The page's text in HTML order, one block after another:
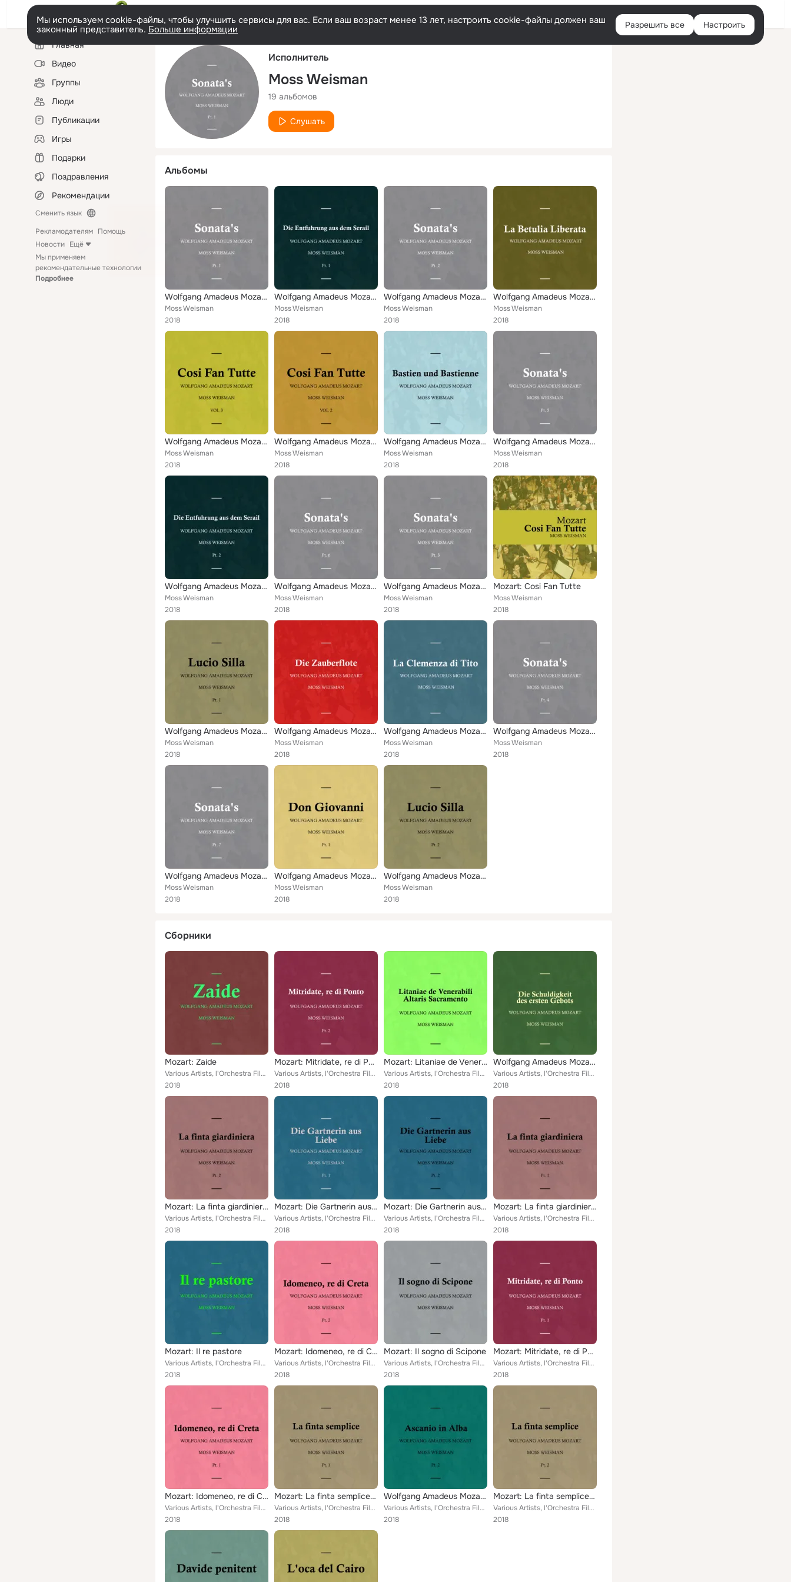
Русский Войти
Мы используем cookie-файлы, чтобы улучшить сервисы для вас. Если ваш возраст менее 13 лет, настроить cookie-файлы должен ваш
законный представитель. Больше информации Разрешить все Настроить
Левая
колонкаГлавная
Видео
Группы
Люди
Публикации
Игры
Подарки
Поздравления
Рекомендации
Сменить язык
Рекламодателям Помощь
Новости Ещё
Мы применяем
рекомендательные технологии
Подробнее
Исполнитель
Moss Weisman
19 альбомов
Слушать
Альбомы
Wolfgang Amadeus Mozart: Sonata's, Pt. 1
Moss Weisman
2018
Wolfgang Amadeus Mozart: Die Entfuhrung aus dem Serail, Pt. 1
Moss Weisman
2018
Wolfgang Amadeus Mozart: Sonata's, Pt. 2
Moss Weisman
2018
Wolfgang Amadeus Mozart: La Betulia Liberata
Moss Weisman
2018
Wolfgang Amadeus Mozart: Cosi Fan Tutte, Vol. 3
Moss Weisman
2018
Wolfgang Amadeus Mozart: Cosi Fan Tutte, Vol. 2
Moss Weisman
2018
Wolfgang Amadeus Mozart: Bastien und Bastienne
Moss Weisman
2018
Wolfgang Amadeus Mozart: Sonata's, Pt. 5
Moss Weisman
2018
Wolfgang Amadeus Mozart: Die Entfuhrung aus dem Serail, Pt. 2
Moss Weisman
2018
Wolfgang Amadeus Mozart: Sonata's, Pt. 6
Moss Weisman
2018
Wolfgang Amadeus Mozart: Sonata's, Pt. 3
Moss Weisman
2018
Mozart: Cosi Fan Tutte
Moss Weisman
2018
Wolfgang Amadeus Mozart: Lucio Silla, Pt. 1
Moss Weisman
2018
Wolfgang Amadeus Mozart: Die Zauberflote
Moss Weisman
2018
Wolfgang Amadeus Mozart: La Clemenza di Tito
Moss Weisman
2018
Wolfgang Amadeus Mozart: Sonata's, Pt. 4
Moss Weisman
2018
Wolfgang Amadeus Mozart: Sonata's, Pt. 7
Moss Weisman
2018
Wolfgang Amadeus Mozart: Don Giovanni, Pt. 1
Moss Weisman
2018
Wolfgang Amadeus Mozart: Lucio Silla, Pt. 2
Moss Weisman
2018
Сборники
Mozart: Zaide
Various Artists, l'Orchestra Filarmonica di Moss Weisman feat. Moss Weisman, Luciano Gonevallo, Francesca Tosario, Raffaella Zen...
2018
Mozart: Mitridate, re di Ponto, Pt. 2
Various Artists, l'Orchestra Filarmonica di Moss Weisman feat. Moss Weisman, Luciano Gonevallo, Francesca Tosario, Raffaella Zen...
2018
Mozart: Litaniae de Venerabili Altaris Sacramento
Various Artists, l'Orchestra Filarmonica di Moss Weisman feat. Moss Weisman, Luciano Gonevallo, Francesca Tosario, Raffaella Zen...
2018
Wolfgang Amadeus Mozart: Die Schuldigkeit des ersten Gebots
Various Artists, l'Orchestra Filarmonica di Moss Weisman feat. Moss Weisman, Luciano Gonevallo, Francesca Tosario, Raffaella Zen...
2018
Mozart: La finta giardiniera, Pt. 2
Various Artists, l'Orchestra Filarmonica di Moss Weisman feat. Moss Weisman, Luciano Gonevallo, Francesca Tosario, Raffaella Zen...
2018
Mozart: Die Gartnerin aus Liebe, Pt.1
Various Artists, l'Orchestra Filarmonica di Moss Weisman feat. Moss Weisman, Luciano Gonevallo, Francesca Tosario, Raffaella Zen...
2018
Mozart: Die Gartnerin aus Liebe, Pt.2
Various Artists, l'Orchestra Filarmonica di Moss Weisman feat. Moss Weisman, Luciano Gonevallo, Francesca Tosario, Raffaella Zen...
2018
Mozart: La finta giardiniera, Pt. 1
Various Artists, l'Orchestra Filarmonica di Moss Weisman feat. Moss Weisman, Luciano Gonevallo, Francesca Tosario, Raffaella Zen...
2018
Mozart: Il re pastore
Various Artists, l'Orchestra Filarmonica di Moss Weisman feat. Moss Weisman, Luciano Gonevallo, Francesca Tosario, Raffaella Zen...
2018
Mozart: Idomeneo, re di Creta, Pt.2
Various Artists, l'Orchestra Filarmonica di Moss Weisman feat. Moss Weisman, Luciano Gonevallo, Francesca Tosario, Raffaella Zen...
2018
Mozart: Il sogno di Scipone
Various Artists, l'Orchestra Filarmonica di Moss Weisman feat. Moss Weisman, Luciano Gonevallo, Francesca Tosario, Raffaella Zen...
2018
Mozart: Mitridate, re di Ponto, Pt. 1
Various Artists, l'Orchestra Filarmonica di Moss Weisman feat. Moss Weisman, Luciano Gonevallo, Francesca Tosario, Raffaella Zen...
2018
Mozart: Idomeneo, re di Creta, Pt.1
Various Artists, l'Orchestra Filarmonica di Moss Weisman feat. Moss Weisman, Luciano Gonevallo, Francesca Tosario, Raffaella Zen...
2018
Mozart: La finta semplice, Pt. 1
Various Artists, l'Orchestra Filarmonica di Moss Weisman feat. Moss Weisman, Luciano Gonevallo, Francesca Tosario, Raffaella Zen...
2018
Wolfgang Amadeus Mozart: Ascanio in Alba, Pt. 2
Various Artists, l'Orchestra Filarmonica di Moss Weisman feat. Moss Weisman, Luciano Gonevallo, Francesca Tosario, Raffaella Zen...
2018
Mozart: La finta semplice, Pt. 2
Various Artists, l'Orchestra Filarmonica di Moss Weisman feat. Moss Weisman, Luciano Gonevallo, Francesca Tosario, Raffaella Zen...
2018